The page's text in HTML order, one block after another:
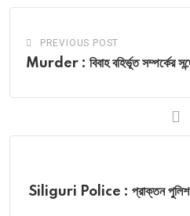
PREVIOUS POST
Murder : বিবাহ বহির্ভূত সম্পর্কের
Siliguri Police : প্রাক্তন পুলিশ